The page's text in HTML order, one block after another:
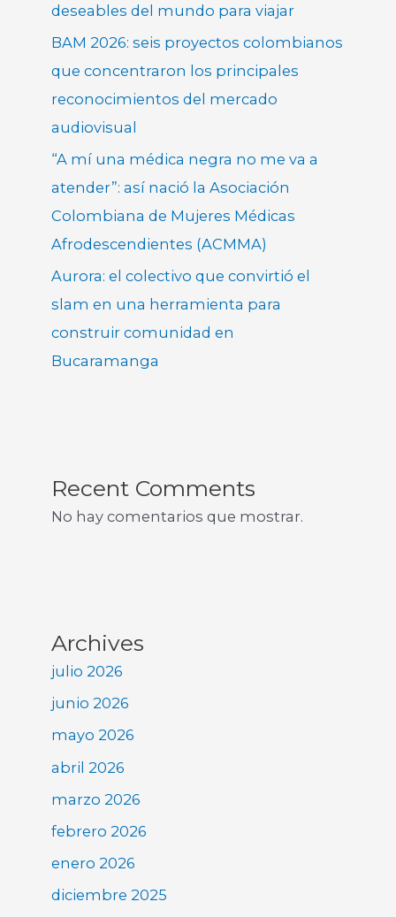
deseables del mundo para viajar
BAM 2026: seis proyectos colombianos
que concentraron los principales
reconocimientos del mercado
audiovisual
“A mí una médica negra no me va a
atender”: así nació la Asociación
Colombiana de Mujeres Médicas
Afrodescendientes (ACMMA)
Aurora: el colectivo que convirtió el
slam en una herramienta para
construir comunidad en
Bucaramanga
Recent Comments
No hay comentarios que mostrar.
Archives
julio 2026
junio 2026
mayo 2026
abril 2026
marzo 2026
febrero 2026
enero 2026
diciembre 2025